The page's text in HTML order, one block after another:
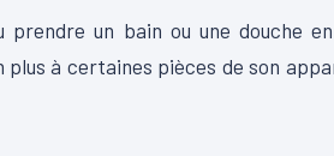
un bain ou une douche
plus à certaines pièces de son